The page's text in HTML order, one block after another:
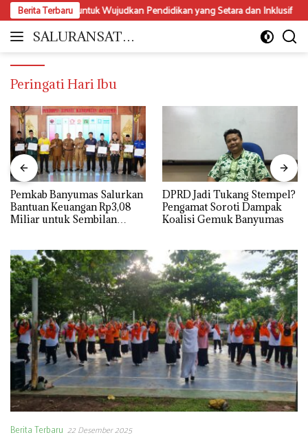
Langsung
ke
konten
Berita Terbaru
untuk Wujudkan Pendidikan yang Setara dan Inklusif
SALURANSATU.
Moderat
Peringati Hari Ibu
Pemkab Banyumas Salurkan
Bantuan Keuangan Rp3,08
Miliar untuk Sembilan
DPRD Jadi Tukang Stempel?
Pengamat Soroti Dampak
Koalisi Gemuk Banyumas
Berita Terbaru 22 Desember 2025